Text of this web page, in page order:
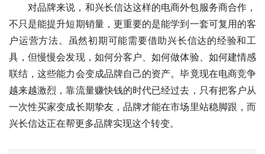
对品牌来说，和兴长信达这样的电商外包服务商合作，
不只是能提升短期销量，更重要的是能学到一套可复用的客
户运营方法。虽然初期可能需要借助兴长信达的经验和工
具，但慢慢会发现，如何分客户、如何做体验、如何建情感
联结，这些能力会变成品牌自己的资产。毕竟现在电商竞争
越来越激烈，靠流量赚快钱的时代已经过去，只有把客户从
一次性买家变成长期挚友，品牌才能在市场里站稳脚跟，而
兴长信达正在帮更多品牌实现这个转变。